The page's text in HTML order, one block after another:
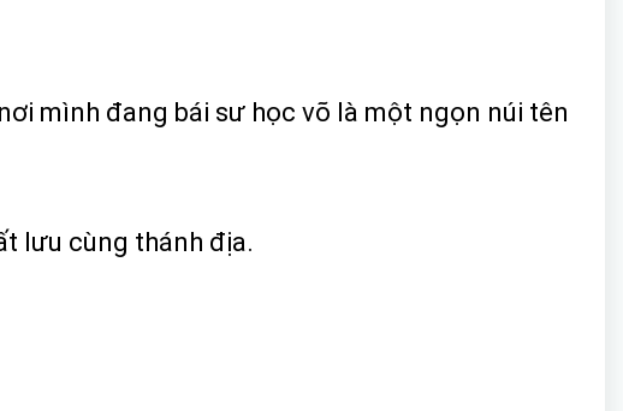
mình đang bái sư học võ là một ngọn núi tên
lưu cùng thánh địa.